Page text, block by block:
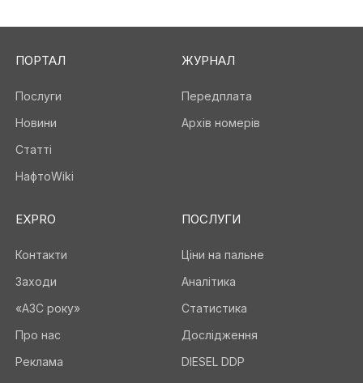
ПОРТАЛ
Послуги
Новини
Статті
НафтоWiki
ЖУРНАЛ
Передплата
Архів номерів
EXPRO
Контакти
Заходи
«АЗС року»
Про нас
Реклама
ПОСЛУГИ
Ціни на пальне
Аналітика
Статистика
Дослідження
DIESEL DDP